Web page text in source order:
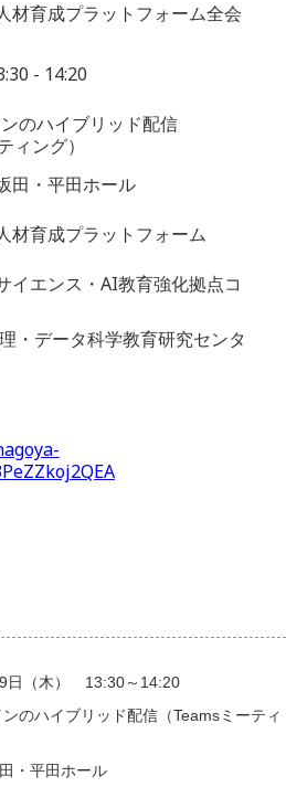
材育成プラットフォーム全会
- 14:20
のハイブリッド配信
ィング）
・平田ホール
材育成プラットフォーム
イエンス・AI教育強化拠点コ
・データ科学教育研究センタ
（木） 13:30～14:20
ハイブリッド配信（Teamsミーティ
平田ホール